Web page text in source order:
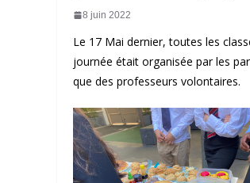
8 juin 2022
Le 17 Mai dernier, toutes les
journée était organisée par les
que des professeurs volontaires.